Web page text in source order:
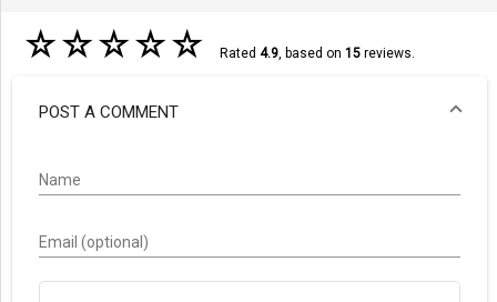
☆☆☆☆☆ Rated 4.9, based on 15reviews.
POST A COMMENT
Name
Email (optional)